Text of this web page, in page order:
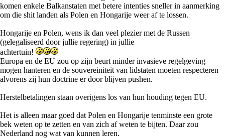
komen enkele Balkanstaten met betere intenties sneller in aanmerking
om die shit landen als Polen en Hongarije weer af te lossen.
Hongarije en Polen, wens ik dan veel plezier met de Russen
(gelegaliseerd door jullie regering) in jullie
achtertuin!
Europa en de EU zou op zijn beurt minder invasieve regelgeving
mogen hanteren en de souvereiniteit van lidstaten moeten respecteren
alvorens zij hun doctrine er door blijven pushen.
Herstelbetalingen staan overigens los van hun houding tegen EU.
Het is alleen maar goed dat Polen en Hongarije tenminste een grote
bek weten op te zetten en van zich af weten te bijten. Daar zou
Nederland nog wat van kunnen leren.